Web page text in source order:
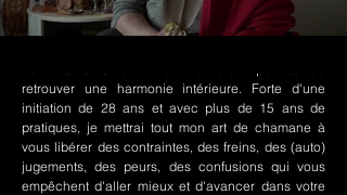
retrouver une harmonie intérieure. Forte d'une
initiation de 28 ans et avec plus de 15 ans de
pratiques, je mettrai tout mon art de chamane à
vous libérer des contraintes, des freins, des (auto)
jugements, des peurs, des confusions qui vous
empêchent d'aller mieux et d'avancer dans votre